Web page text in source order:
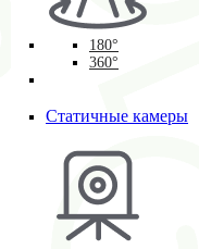
180°
360°
Статичные камеры